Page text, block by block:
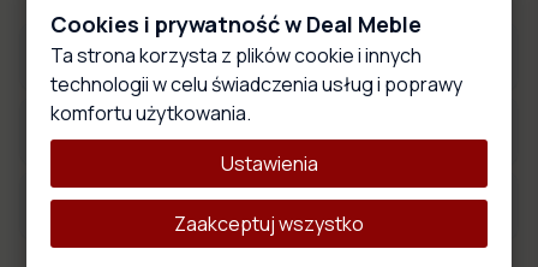
Materiały obiciowe
Wymiary produktu
Opis produktu
Cookies i prywatność w Deal Meble
Ta strona korzysta z plików cookie i innych
technologii w celu świadczenia usług i poprawy
komfortu użytkowania.
Ustawienia
Zaakceptuj wszystko